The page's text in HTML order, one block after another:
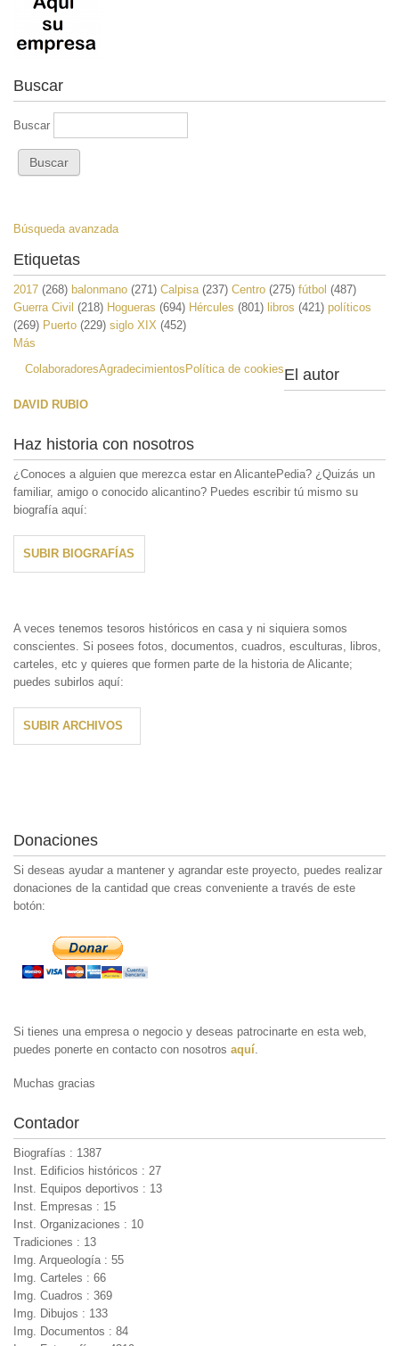
Buscar
Buscar
Búsqueda avanzada
Etiquetas
2017 (268) balonmano (271) Calpisa(237) Centro (275) fútbol (487)
Guerra Civil (218) Hogueras (694) Hércules (801) libros (421) políticos
(269) Puerto (229) siglo XIX (452)
Más
ColaboradoresAgradecimientosPolítica de cookiesEl autor
DAVID RUBIO
Haz historia con nosotros
¿Conoces a alguien que merezca estar en AlicantePedia? ¿Quizás un
familiar, amigo o conocido alicantino? Puedes escribir tú mismo su
biografía aquí:
SUBIR BIOGRAFÍAS
A veces tenemos tesoros históricos en casa y ni siquiera somos
conscientes. Si posees fotos, documentos, cuadros, esculturas, libros,
carteles, etc y quieres que formen parte de la historia de Alicante;
puedes subirlos aquí:
SUBIR ARCHIVOS
Donaciones
Si deseas ayudar a mantener y agrandar este proyecto, puedes realizar
donaciones de la cantidad que creas conveniente a través de este
botón:
Si tienes una empresa o negocio y deseas patrocinarte en esta web,
puedes ponerte en contacto con nosotros aquí
Muchas gracias
Contador
Biografías : 1387
Inst. Edificios históricos : 27
Inst. Equipos deportivos : 13
Inst. Empresas : 15
Inst. Organizaciones : 10
Tradiciones : 13
Img. Arqueología : 55
Img. Carteles : 66
Img. Cuadros : 369
Img. Dibujos : 133
Img. Documentos : 84